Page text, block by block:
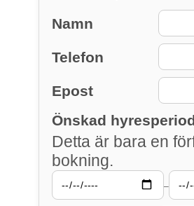
Namn
Telefon
Epost
Önskad
Detta är bara en
bokning.
–